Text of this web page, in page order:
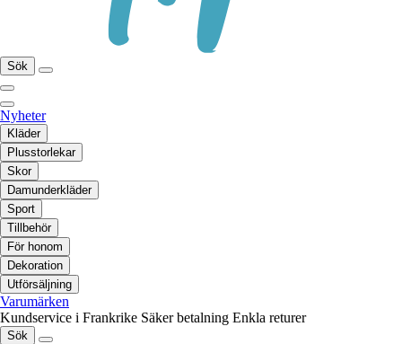
Sök
Nyheter
Kläder
Plusstorlekar
Skor
Damunderkläder
Sport
Tillbehör
För honom
Dekoration
Utförsäljning
Varumärken
Kundservice i Frankrike Säker betalning Enkla returer
Sök